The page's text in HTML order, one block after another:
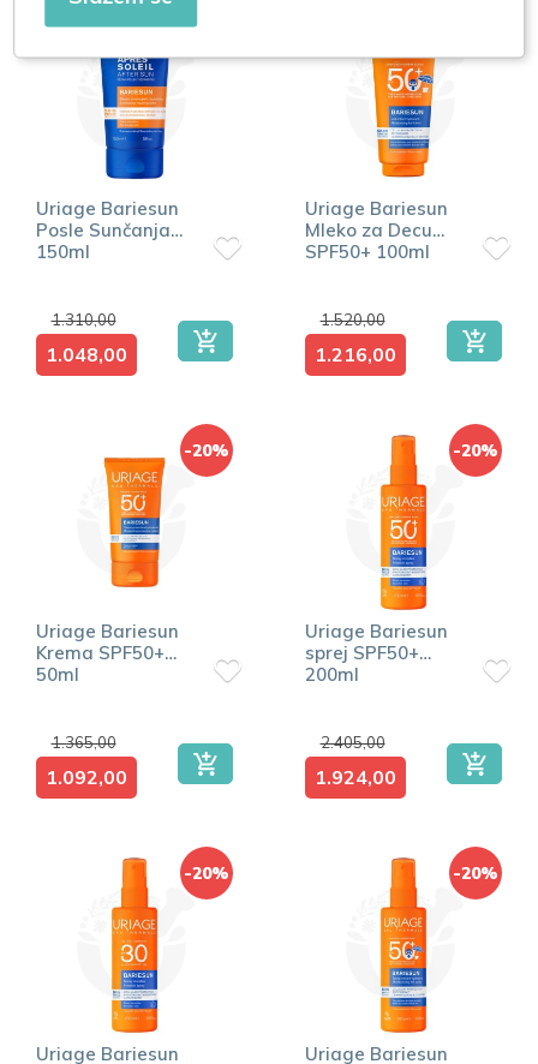
-20%
Uriage Bariesun
Posle Sunčanja
150ml
1.310,00
1.048,00
Uriage Bariesun
Mleko za Decu
SPF50+ 100ml
1.520,00
1.216,00
-20%
Uriage Bariesun
Krema SPF50+
50ml
1.365,00
1.092,00
-20%
Uriage Bariesun
sprej SPF50+
200ml
2.405,00
1.924,00
-20%
Uriage Bariesun
-20%
Uriage Bariesun